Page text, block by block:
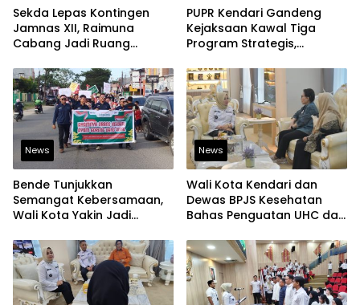
Sekda Lepas Kontingen
Jamnas XII, Raimuna
Cabang Jadi Ruang
dan Berjiwa Pemimpin
PUPR Kendari Gandeng
Kejaksaan Kawal Tiga
Program Strategis,
Bangun Infrastruktur
Berintegritas
News
Bende Tunjukkan
Semangat Kebersamaan,
Wali Kota Yakin Jadi
Lain
News
Wali Kota Kendari dan
Dewas BPJS Kesehatan
Bahas Penguatan UHC dan
Kesehatan